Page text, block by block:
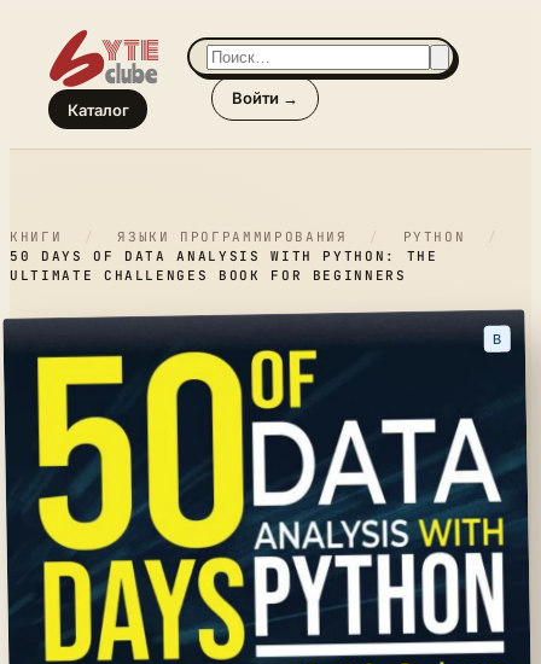
Каталог
Войти →
КНИГИ / ЯЗЫКИ ПРОГРАММИРОВАНИЯ / PYTHON
/
50 DAYS OF DATA ANALYSIS WITH PYTHON: THE
ULTIMATE CHALLENGES BOOK FOR BEGINNERS
B